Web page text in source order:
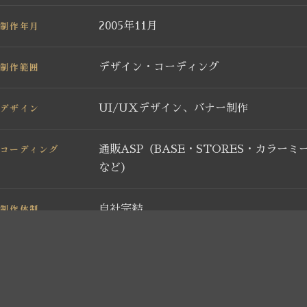
制作年月 2005年11月
制作範囲 デザイン・コーディング
デザイン UI/UXデザイン、バナー制作
コーディング
通販ASP（BASE・STORES・カラーミ
など）
制作体制 自社完結